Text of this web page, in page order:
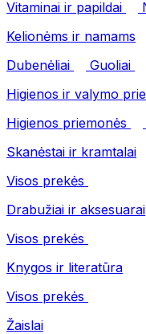
Vitaminai ir papildai
Kelionėms ir namams
Dubenėliai
Guoliai
Higienos ir valymo
Higienos priemonės
Skanėstai ir kramtalai
Visos prekės
Drabužiai ir aksesuarai
Visos prekės
Knygos ir literatūra
Visos prekės
Žaislai